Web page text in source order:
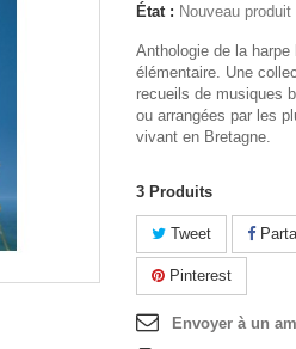
État : Nouveau produit
Anthologie de la harpe
élémentaire. Une
recueils de musiques
ou arrangées par les
vivant en Bretagne.
3 Produits
Tweet
Pinterest
Envoyer à un